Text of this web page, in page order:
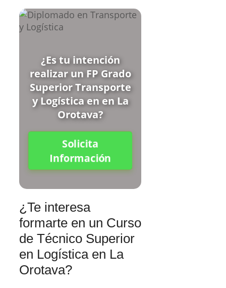
¿Es tu intención
realizar un FP Grado
Superior Transporte
y Logística en en La
Orotava?
Solicita
Información
¿Te interesa
formarte en un Curso
de Técnico Superior
en Logística en La
Orotava?